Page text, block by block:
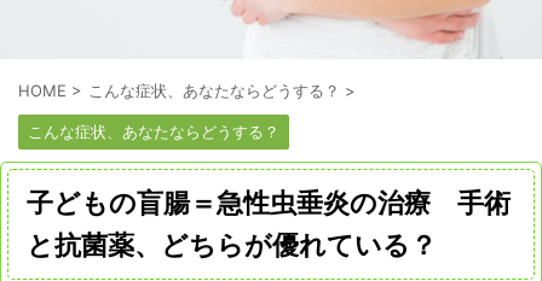
HOME > こんな症状、あなたならどうする？ >
こんな症状、あなたならどうする？
子どもの盲腸＝急性虫垂炎の治療 手術
と抗菌薬、どちらが優れている？